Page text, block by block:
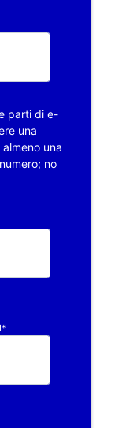
parti di e-
una
una
no